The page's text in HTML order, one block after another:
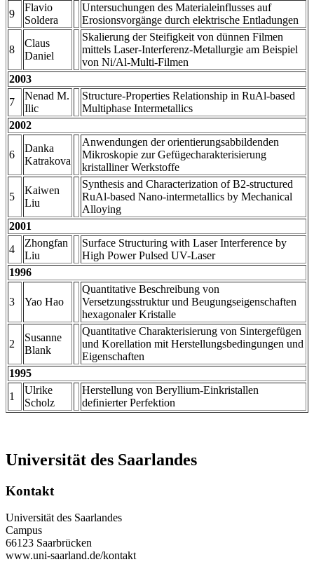
9
Flavio
Soldera
Untersuchungen des Materialeinflusses auf
Erosionsvorgänge durch elektrische Entladungen
8
Claus
Daniel
Skalierung der Steifigkeit von dünnen Filmen
mittels Laser-Interferenz-Metallurgie am Beispiel
von Ni/Al-Multi-Filmen
2003
7
Nenad M.
Ilic
Structure-Properties Relationship in RuAl-based
Multiphase Intermetallics
2002
6
Danka
Katrakova
Anwendungen der orientierungsabbildenden
Mikroskopie zur Gefügecharakterisierung
kristalliner Werkstoffe
5
Kaiwen
Liu
Synthesis and Characterization of B2-structured
RuAl-based Nano-intermetallics by Mechanical
Alloying
2001
4
Zhongfan
Liu
Surface Structuring with Laser Interference by
High Power Pulsed UV-Laser
1996
3 Yao Hao
Quantitative Beschreibung von
Versetzungsstruktur und Beugungseigenschaften
hexagonaler Kristalle
2
Susanne
Blank
Quantitative Charakterisierung von Sintergefügen
und Korellation mit Herstellungsbedingungen und
Eigenschaften
1995
1
Ulrike
Scholz
Herstellung von Beryllium-Einkristallen
definierter Perfektion
Universität des Saarlandes
Kontakt
Universität des Saarlandes
Campus
66123 Saarbrücken
www.uni-saarland.de/kontakt